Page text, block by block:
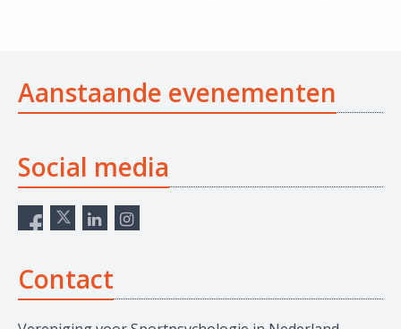
Aanstaande evenementen
Social media
Contact